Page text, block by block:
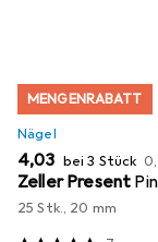
MENGENRABATT
Nägel
EUR
4,03 bei 3 Stück
Zeller Present
25 Stk., 20 mm